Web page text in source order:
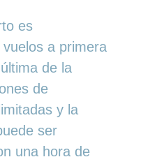
es
a primera
de la
de
y la
ser
una hora de